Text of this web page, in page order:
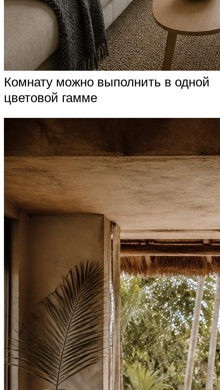
Комнату можно выполнить в одной
цветовой гамме